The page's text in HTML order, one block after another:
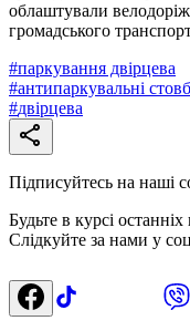
облаштували
громадського
#паркування двірцева
#антипаркувальні
#двірцева
Підписуйтесь на наші
Будьте в курсі
Слідкуйте за нами у